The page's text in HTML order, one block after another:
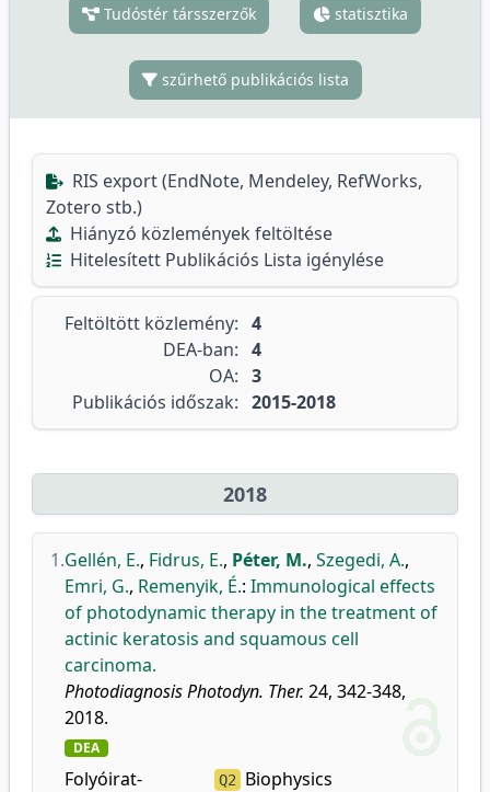
Tudóstér társszerzők statisztika
szűrhető publikációs lista
RIS export (EndNote, Mendeley, RefWorks,
Zotero stb.)
Hiányzó közlemények feltöltése
Hitelesített Publikációs Lista igénylése
Feltöltött közlemény: 4
DEA-ban: 4
OA: 3
Publikációs időszak: 2015-2018
2018
1.Gellén, E., Fidrus, E., Péter, M., Szegedi, A.,
Emri, G., Remenyik, É.: Immunological effects
of photodynamic therapy in the treatment of
actinic keratosis and squamous cell
carcinoma.
Photodiagnosis Photodyn. Ther. 24, 342-348,
2018.
DEA
Folyóirat-
Q2 Biophysics